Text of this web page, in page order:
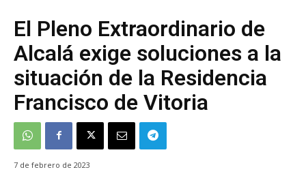
El Pleno Extraordinario de
Alcalá exige soluciones a la
situación de la Residencia
Francisco de Vitoria
7 de febrero de 2023